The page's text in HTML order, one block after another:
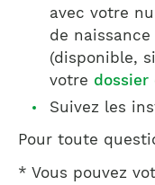
avec votre
de
(disponible,
votre dossier
Suivez les
Pour toute
* Vous pouvez